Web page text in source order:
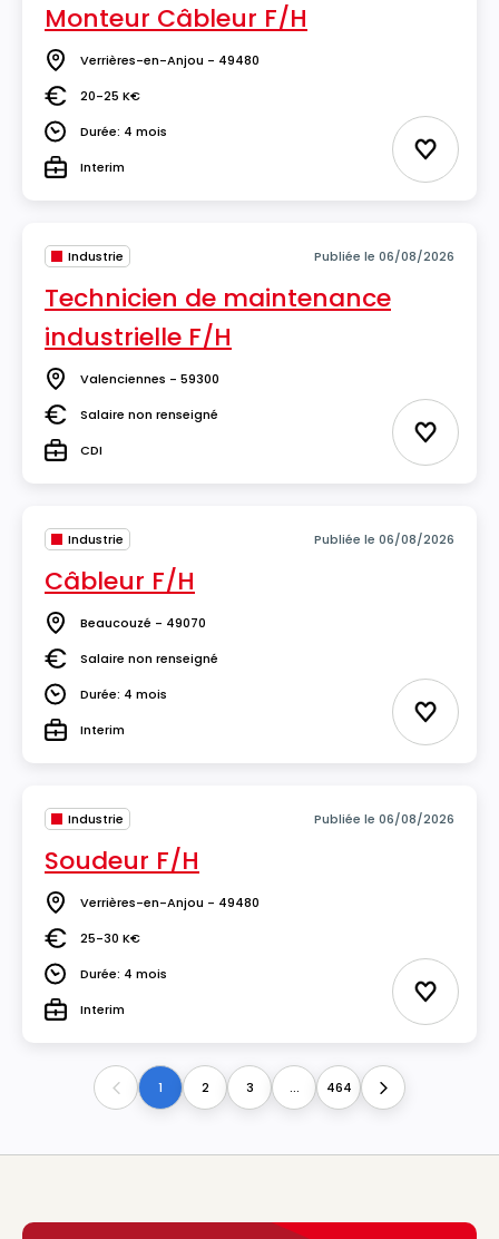
Monteur Câbleur F/H
Lieu Verrières-en-Anjou - 49480
Salaire20-25 K€
DuréeDurée: 4 mois
TypeInterim Ajouter
Industrie Publiée le 06/08/2026
Technicien de maintenance
industrielle F/H
Lieu Valenciennes - 59300
SalaireSalaire non renseigné
TypeCDI Ajouter
Industrie Publiée le 06/08/2026
Câbleur F/H
Lieu Beaucouzé - 49070
SalaireSalaire non renseigné
DuréeDurée: 4 mois
TypeInterim Ajouter
Industrie Publiée le 06/08/2026
Soudeur F/H
Lieu Verrières-en-Anjou - 49480
Salaire25-30 K€
DuréeDurée: 4 mois
TypeInterim Ajouter
Previous1 2 3 ... 464 Next